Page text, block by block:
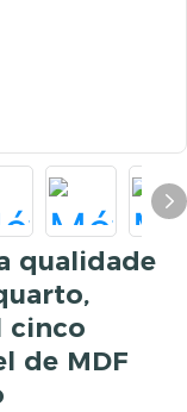
qualidade
cinco
de MDF